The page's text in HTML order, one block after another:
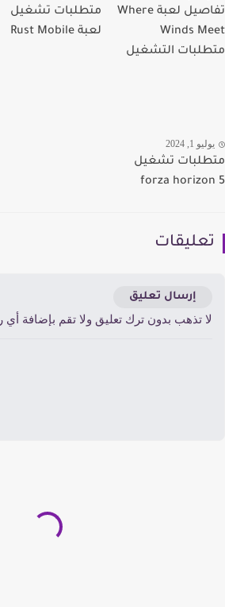
تفاصيل لعبة Where
Winds
التشغيل
متطلبات تشغيل
لعبة Rust Mobile
1, 2024
تشغيل
forza
إرسال تعليق
تذهب بدون ترك تعليق ولا تقم بإضافة أي رابط